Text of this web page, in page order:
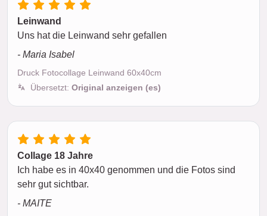
Leinwand
Uns hat die Leinwand sehr gefallen
- Maria Isabel
Druck Fotocollage Leinwand 60x40cm
Übersetzt: Original anzeigen (es)
Collage 18 Jahre
Ich habe es in 40x40 genommen und die Fotos sind
sehr gut sichtbar.
- MAITE